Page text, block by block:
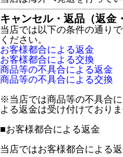
キャンセル・返品（返金
当店では以下の条件の通り
ください。
お客様都合による返金
お客様都合による交換
商品等の不具合による返金
商品等の不具合による交換
※当店では商品等の不具合
よる返金は受け付けておりま
■お客様都合による返金
当店ではお客様都合による